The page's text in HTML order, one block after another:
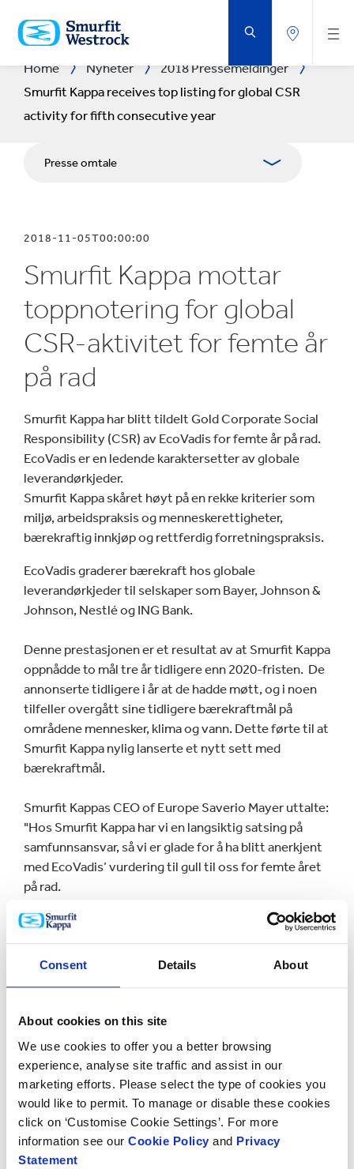
Consent Details About
About cookies on this site
We use cookies to offer you a better browsing
experience, analyse site traffic and assist in our
marketing efforts. Please select the type of cookies you
would like to permit. To manage or disable these cookies
click on ‘Customise Cookie Settings’. For more
information see our Cookie Policy and Privacy
Statement
TIL
HOVEDINNHOLD
Home Nyheter
2018 Pressemeldinger
Smurfit Kappa receives top listing for global CSR
activity for fifth consecutive year
Presse omtale
Pressekontakter
Blogg
2018-11-05T00:00:00
Smurfit Kappa mottar
toppnotering for global
CSR-aktivitet for femte år
på rad
Smurfit Kappa har blitt tildelt Gold Corporate Social
Responsibility (CSR) av EcoVadis for femte år på rad.
EcoVadis er en ledende karaktersetter av globale
leverandørkjeder.
Smurfit Kappa skåret høyt på en rekke kriterier som
miljø, arbeidspraksis og menneskerettigheter,
bærekraftig innkjøp og rettferdig forretningspraksis.
EcoVadis graderer bærekraft hos globale
leverandørkjeder til selskaper som Bayer, Johnson &
Johnson, Nestlé og ING Bank.
Denne prestasjonen er et resultat av at Smurfit Kappa
oppnådde to mål tre år tidligere enn 2020-fristen. De
annonserte tidligere i år at de hadde møtt, og i noen
tilfeller overgått sine tidligere bærekraftmål på
områdene mennesker, klima og vann. Dette førte til at
Smurfit Kappa nylig lanserte et nytt sett med
bærekraftmål.
Smurfit Kappas CEO of Europe Saverio Mayer uttalte:
"Hos Smurfit Kappa har vi en langsiktig satsing på
samfunnsansvar, så vi er glade for å ha blitt anerkjent
med EcoVadis’ vurdering til gull til oss for femte året
på rad.
Våre kunder kan være sikre på at de med Smurfit
Kappa har fordel av en fullstendig gjennomsiktig og
bærekraftig leverandørkjede og en ansvarlig
forretningspartner. "
EcoVadis-metoden er bygget på internasjonale CSR-
standarder, inkludert Global Reporting Initiative, FNs
Global Compact og ISO 26000, som dekker 190
innkjøpskategorier, 150 land og 21 CSR-indikatorer.